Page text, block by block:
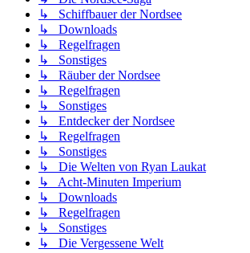
↳ Schiffbauer der Nordsee
↳ Downloads
↳ Regelfragen
↳ Sonstiges
↳ Räuber der Nordsee
↳ Regelfragen
↳ Sonstiges
↳ Entdecker der Nordsee
↳ Regelfragen
↳ Sonstiges
↳ Die Welten von Ryan Laukat
↳ Acht-Minuten Imperium
↳ Downloads
↳ Regelfragen
↳ Sonstiges
↳ Die Vergessene Welt